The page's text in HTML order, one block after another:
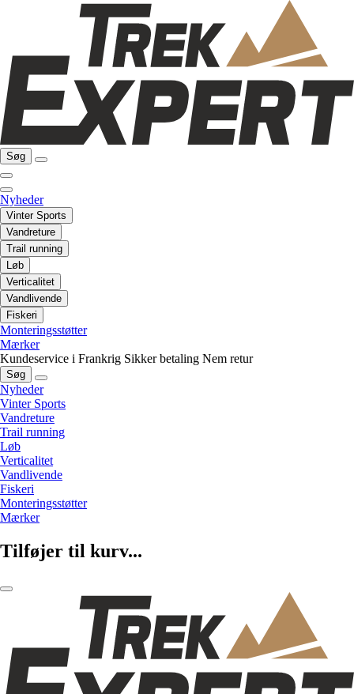
Søg
Nyheder
Vinter Sports
Vandreture
Trail running
Løb
Verticalitet
Vandlivende
Fiskeri
Monteringsstøtter
Mærker
Kundeservice i Frankrig Sikker betaling Nem retur
Søg
Nyheder
Vinter Sports
Vandreture
Trail running
Løb
Verticalitet
Vandlivende
Fiskeri
Monteringsstøtter
Mærker
Tilføjer til kurv...